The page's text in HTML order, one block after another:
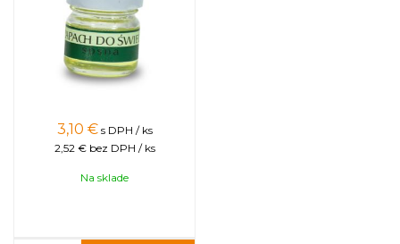
3,10 € s DPH / ks
2,52 € bez DPH / ks
Na sklade